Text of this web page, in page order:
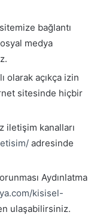
bağlantı
medya
olarak açıkça izin
sitesinde hiçbir
iletişim kanalları
adresinde
Aydınlatma
kisisel-
ulaşabilirsiniz.